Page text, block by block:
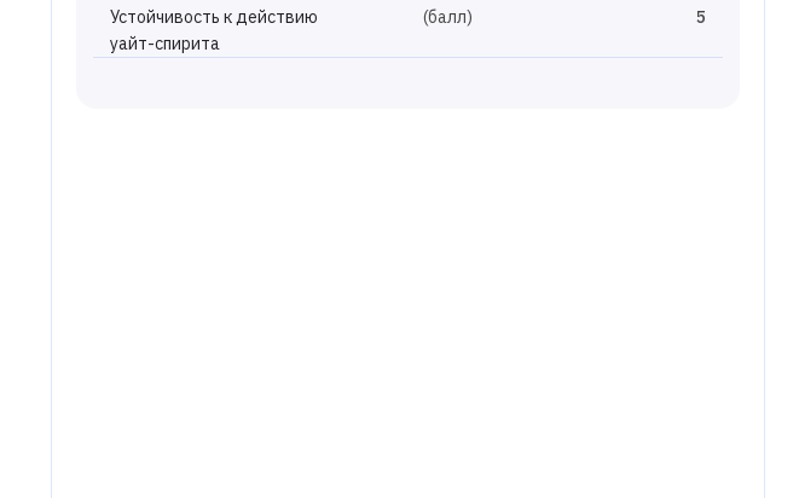
Устойчивость к действию
уайт-спирита
(балл) 5